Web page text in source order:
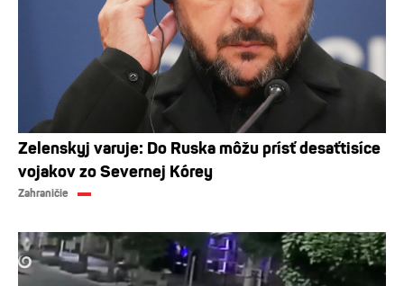
Zelenskyj varuje: Do Ruska môžu prísť desaťtisíce
vojakov zo Severnej Kórey
Zahraničie